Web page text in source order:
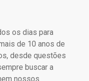
os dias para
de 10 anos de
desde questões
buscar a
nossos